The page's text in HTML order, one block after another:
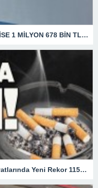
SİNOP’TA DEREYİ KİRLETEN TESİSE 1 MİLYON 678 BİN TL CEZA
Zamlı Liste Yayınlandı: Sigara Fiyatlarında Yeni Rekor 115 TL